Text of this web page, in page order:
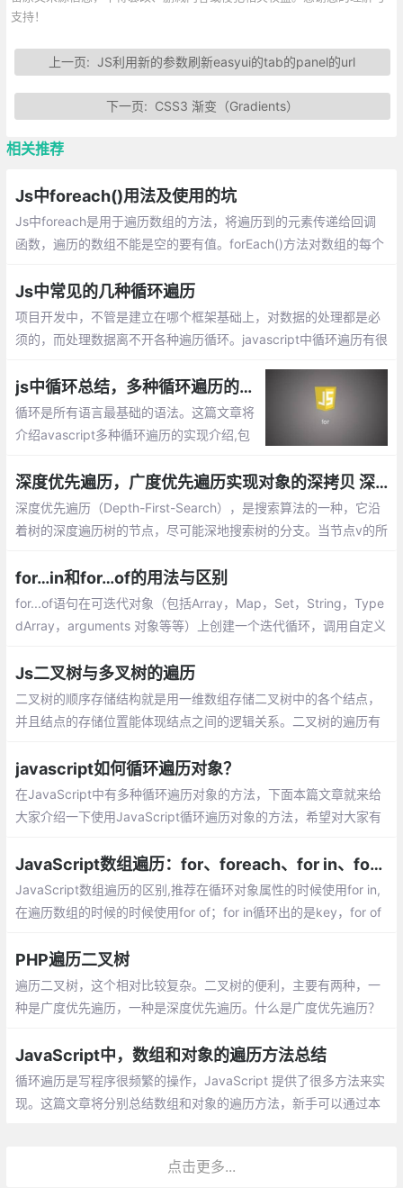
支持！
上一页:JS利用新的参数刷新easyui的tab的panel的url
下一页: CSS3 渐变（Gradients）
相关推荐
Js中foreach()用法及使用的坑
Js中foreach是用于遍历数组的方法，将遍历到的元素传递给回调
函数，遍历的数组不能是空的要有值。forEach()方法对数组的每个
Js中常见的几种循环遍历
项目开发中，不管是建立在哪个框架基础上，对数据的处理都是必
须的，而处理数据离不开各种遍历循环。javascript中循环遍历有很
js中循环总结，多种循环遍历的实现介绍（while,for,map,foreach等）
循环是所有语言最基础的语法。这篇文章将
介绍avascript多种循环遍历的实现介绍,包
r…of,map等等，
深度优先遍历，广度优先遍历实现对象的深拷贝 深度优先遍历
深度优先遍历（Depth-First-Search），是搜索算法的一种，它沿
着树的深度遍历树的节点，尽可能深地搜索树的分支。当节点v的所
for…in和for…of的用法与区别
for...of语句在可迭代对象（包括Array，Map，Set，String，Type
dArray，arguments 对象等等）上创建一个迭代循环，调用自定义
Js二叉树与多叉树的遍历
二叉树的顺序存储结构就是用一维数组存储二叉树中的各个结点，
并且结点的存储位置能体现结点之间的逻辑关系。二叉树的遍历有
javascript如何循环遍历对象？
在JavaScript中有多种循环遍历对象的方法，下面本篇文章就来给
大家介绍一下使用JavaScript循环遍历对象的方法，希望对大家有
JavaScript数组遍历：for、foreach、for in、for of、$.each、$().each的区别
JavaScript数组遍历的区别,推荐在循环对象属性的时候使用for in,
在遍历数组的时候的时候使用for of；for in循环出的是key，for of
的不足；
PHP遍历二叉树
遍历二叉树，这个相对比较复杂。二叉树的便利，主要有两种，一
种是广度优先遍历，一种是深度优先遍历。什么是广度优先遍历？
JavaScript中，数组和对象的遍历方法总结
循环遍历是写程序很频繁的操作，JavaScript 提供了很多方法来实
现。这篇文章将分别总结数组和对象的遍历方法，新手可以通过本
点击更多...